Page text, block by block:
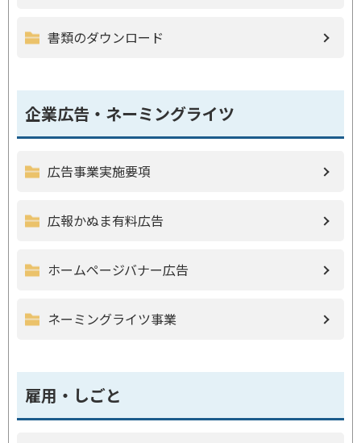
書類のダウンロード
企業広告・ネーミングライツ
広告事業実施要項
広報かぬま有料広告
ホームページバナー広告
ネーミングライツ事業
雇用・しごと